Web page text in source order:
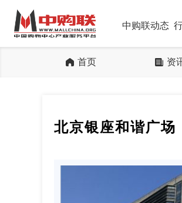
中购联动态
首页 资
北京银座和谐广场